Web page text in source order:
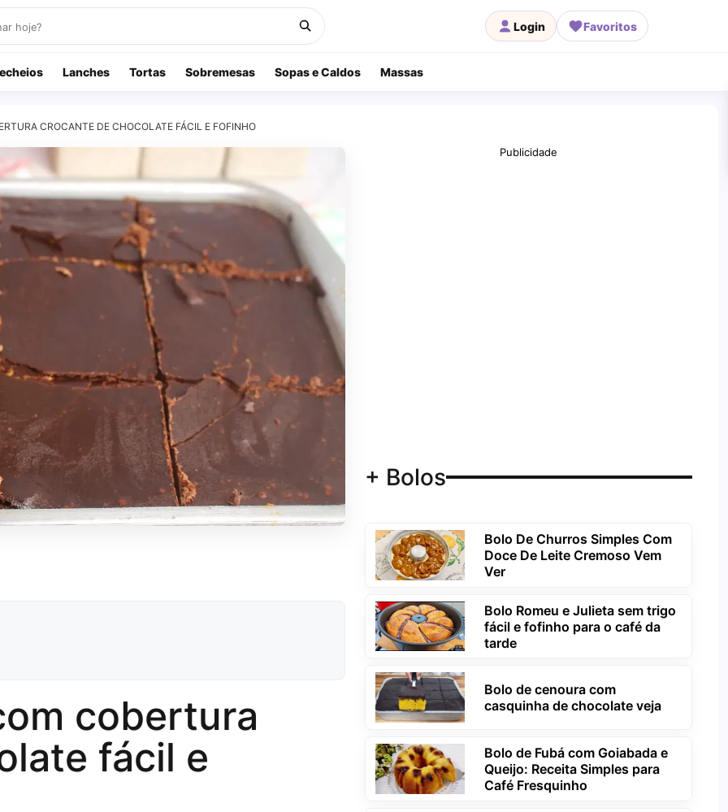
Login Favoritos
Lanches Tortas Sobremesas Sopas e Caldos Massas
CROCANTE DE CHOCOLATE FÁCIL E FOFINHO
cobertura
fácil e
Publicidade
+ Bolos
Bolo De Churros Simples Com
Doce De Leite Cremoso Vem
Ver
Bolo Romeu e Julieta sem trigo
fácil e fofinho para o café da
tarde
Bolo de cenoura com
casquinha de chocolate veja
Bolo de Fubá com Goiabada e
Queijo: Receita Simples para
Café Fresquinho